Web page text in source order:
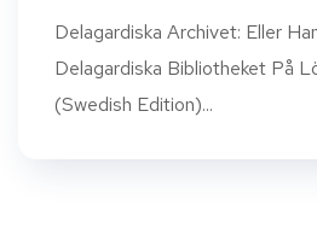
Delagardiska Archivet: Eller
Delagardiska Bibliotheket På
(Swedish Edition)...